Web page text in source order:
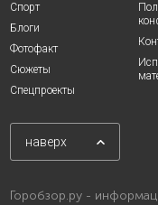
Спорт
Блоги
Фотофакт
Сюжеты
Спецпроекты
наверх
Горобзор.ру -